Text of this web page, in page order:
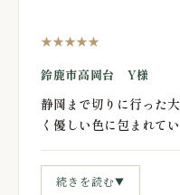
★★★★★
鈴鹿市高岡台 Y様
静岡まで切りに行った
く優しい色に包まれてい
続きを読む▼